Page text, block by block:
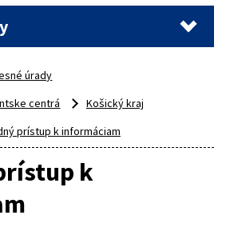
úrady
centrá
Košický kraj
prístup k informáciam
k